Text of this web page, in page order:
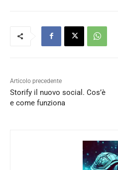
Articolo precedente
Storify il nuovo social. Cos’è
e come funziona